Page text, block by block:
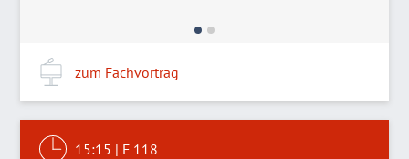
zum Fachvortrag
15:15 | F 118